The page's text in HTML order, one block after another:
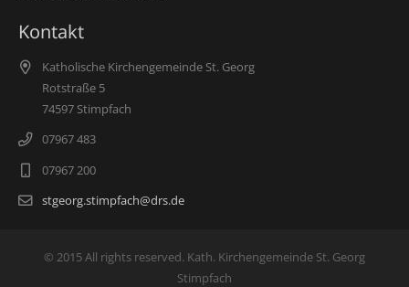
Kontakt
Katholische Kirchengemeinde St. Georg
Rotstraße 5
74597 Stimpfach
07967 483
07967 200
stgeorg.stimpfach@drs.de
© 2015 All rights reserved. Kath. Kirchengemeinde St. Georg
Stimpfach